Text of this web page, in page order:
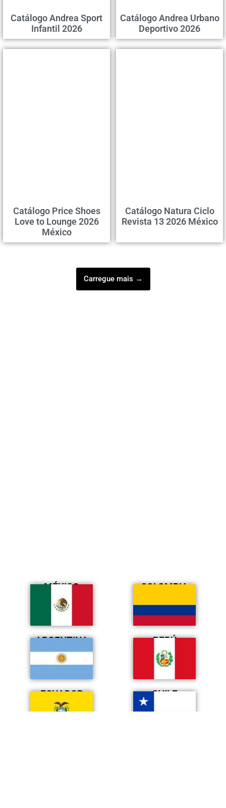
Catálogo Andrea Sport
Infantil 2026
Catálogo Andrea Urbano
Deportivo 2026
Catálogo Price Shoes
Love to Lounge 2026
México
Catálogo Natura Ciclo
Revista 13 2026 México
Carregue mais →
MÉXICO COLOMBIA
ARGENTINA PERÚ
ECUADOR CHILE